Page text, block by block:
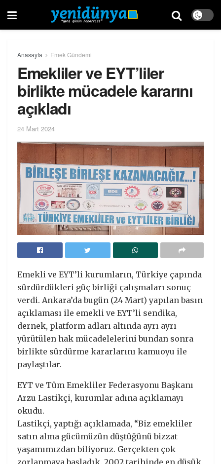
Anasayfa Emek Gündemi
Emekliler ve EYT’liler
birlikte mücadele kararını
açıkladı
24 Mart 2024
Emekli ve EYT’li kurumların, Türkiye çapında
sürdürdükleri güç birliği çalışmaları sonuç
verdi. Ankara’da bugün (24 Mart) yapılan basın
açıklaması ile emekli ve EYT’li sendika,
dernek, platform adları altında ayrı ayrı
yürütülen hak mücadelelerini bundan sonra
birlikte sürdürme kararlarını kamuoyu ile
paylaştılar.
EYT ve Tüm Emekliler Federasyonu Başkanı
Arzu Lastikçi, kurumlar adına açıklamayı
okudu.
Lastikçi, yaptığı açıklamada, “Biz emekliler
satın alma gücümüzün düştüğünü bizzat
yaşamımızdan biliyoruz. Gerçekten çok
zorlanmaya başladık. 2002 tarihinde en düşük